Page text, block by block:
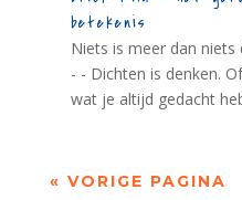
betekenis
Niets is meer dan
- - Dichten is denken.
wat je altijd gedacht
« VORIGE PAGINA